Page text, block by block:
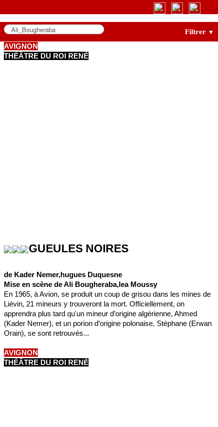
Filtrer ▼
AVIGNON
THÉÂTRE DU ROI RENÉ
GUEULES NOIRES
de Kader Nemer,hugues Duquesne
Mise en scène de Ali Bougheraba,lea Moussy
En 1965, à Avion, se produit un coup de grisou dans les mines de
Liévin, 21 mineurs y trouveront la mort. Officiellement, on
apprendra plus tard qu'un mineur d’origine algérienne, Ahmed
(Kader Nemer), et un porion d’origine polonaise, Stéphane (Erwan
Orain), se sont retrouvés...
AVIGNON
THÉÂTRE DU ROI RENÉ